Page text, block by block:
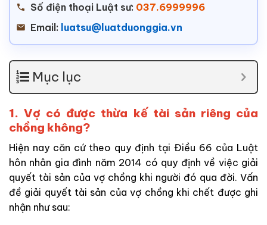
Số điện thoại Luật sư: 037.6999996
Email: luatsu@luatduonggia.vn
Mục lục
1. Vợ có được thừa kế tài sản riêng của
chồng không?
Hiện nay căn cứ theo quy định tại Điều 66 của Luật
hôn nhân gia đình năm 2014 có quy định về việc giải
quyết tài sản của vợ chồng khi người đó qua đời. Vấn
đề giải quyết tài sản của vợ chồng khi chết được ghi
nhận như sau: